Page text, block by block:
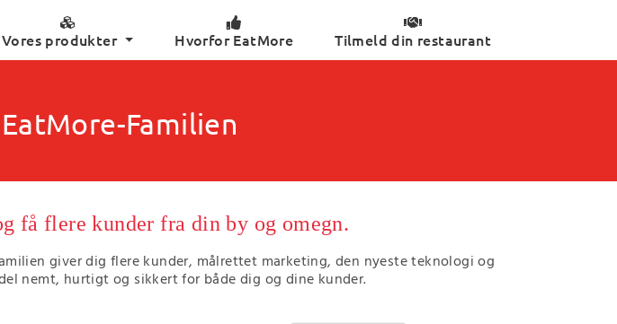
Vores produkter Hvorfor EatMore Tilmeld din restaurant
Familien
få flere kunder fra din by og omegn.
giver dig flere kunder, målrettet marketing, den nyeste teknologi og
nemt, hurtigt og sikkert for både dig og dine kunder.